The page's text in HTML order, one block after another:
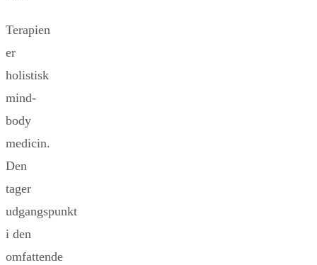
Terapien
er
holistisk
mind-
body
medicin.
Den
tager
udgangspunkt
i den
omfattende